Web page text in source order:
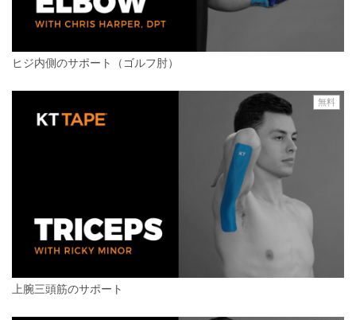
ヒジ内側のサポート（ゴルフ肘）
上腕三頭筋のサポート
無料